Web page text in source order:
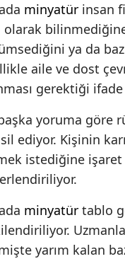
minyatür insan
ya da
aile ve dost
gerektiği
yoruma göre
ediyor. Kişinin
istediğine işaret
minyatür tablo
yarım kalan